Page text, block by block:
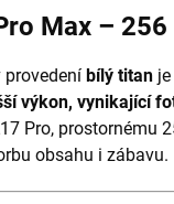
Max –
provedení bílý titan
výkon, vynikající
Pro, prostornému
obsahu i zábavu.